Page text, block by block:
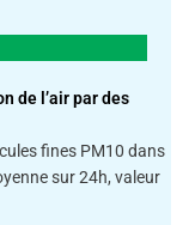
de l’air par des
fines PM10 dans
sur 24h, valeur